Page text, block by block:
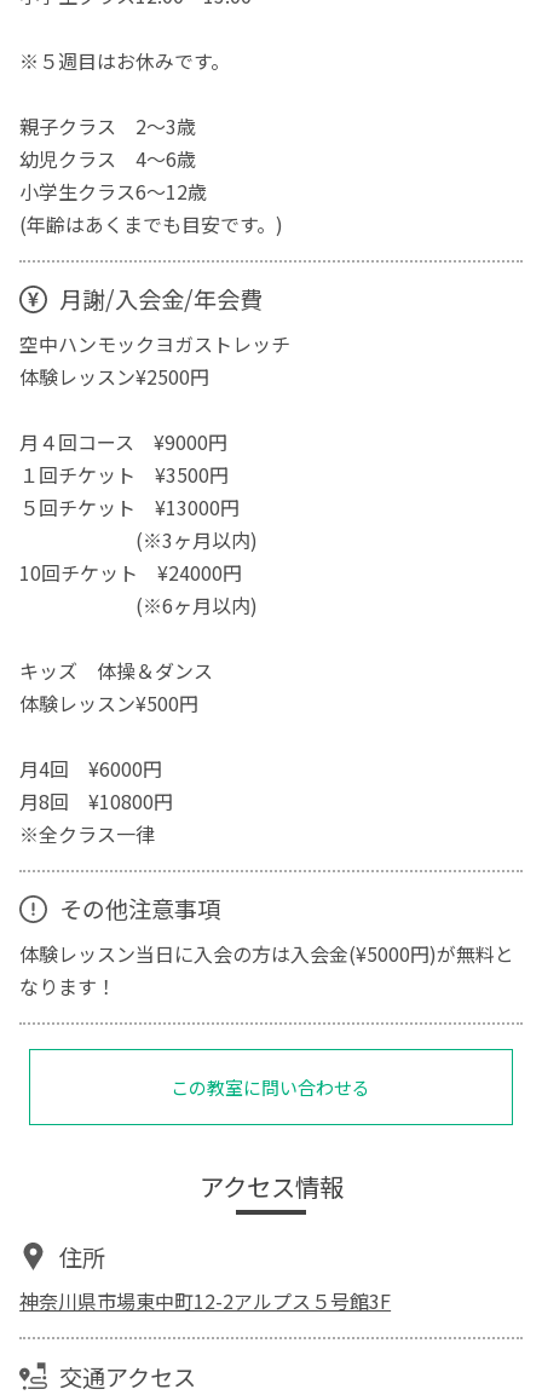
※５週目はお休みです。
親子クラス 2～3歳
幼児クラス 4～6歳
小学生クラス6～12歳
(年齢はあくまでも目安です。)
月謝/入会金/年会費
空中ハンモックヨガストレッチ
体験レッスン¥2500円
月４回コース ¥9000円
１回チケット ¥3500円
５回チケット ¥13000円
(※3ヶ月以内)
10回チケット ¥24000円
(※6ヶ月以内)
キッズ 体操＆ダンス
体験レッスン¥500円
月4回 ¥6000円
月8回 ¥10800円
※全クラス一律
その他注意事項
体験レッスン当日に入会の方は入会金(¥5000円)が無料と
なります！
この教室に問い合わせる
アクセス情報
住所
神奈川県市場東中町12-2アルプス５号館3F
交通アクセス